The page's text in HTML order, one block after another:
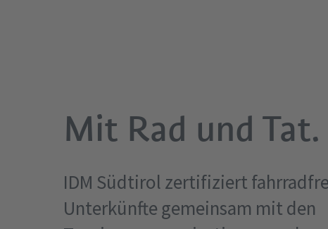
Mit Rad und Tat.
IDM Südtirol zertifiziert
Unterkünfte gemeinsam mit den